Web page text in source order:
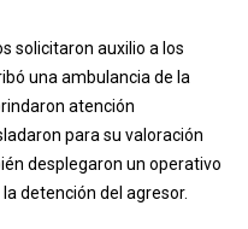
solicitaron auxilio a los
una ambulancia de la
atención
para su valoración
desplegaron un operativo
detención del agresor.